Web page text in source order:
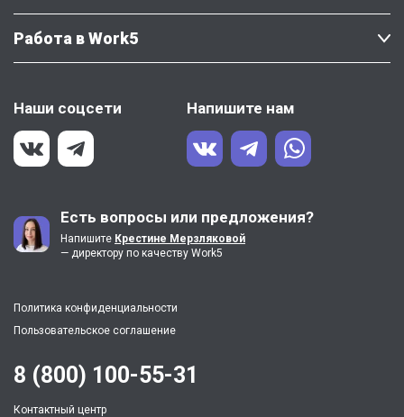
Работа в Work5
Наши соцсети Напишите нам
Есть вопросы или предложения?
Напишите Крестине Мерзляковой
— директору по качеству Work5
Политика конфиденциальности
Пользовательское соглашение
8 (800) 100-55-31
Контактный центр